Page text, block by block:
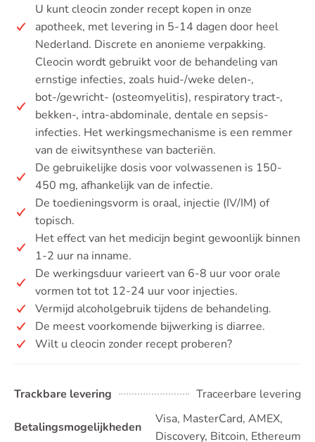
U kunt cleocin zonder recept kopen in onze
apotheek, met levering in 5-14 dagen door heel
Nederland. Discrete en anonieme verpakking.
Cleocin wordt gebruikt voor de behandeling van
ernstige infecties, zoals huid-/weke delen-,
bot-/gewricht- (osteomyelitis), respiratory tract-,
bekken-, intra-abdominale, dentale en sepsis-
infecties. Het werkingsmechanisme is een remmer
van de eiwitsynthese van bacteriën.
De gebruikelijke dosis voor volwassenen is 150-
450 mg, afhankelijk van de infectie.
De toedieningsvorm is oraal, injectie (IV/IM) of
topisch.
Het effect van het medicijn begint gewoonlijk binnen
1-2 uur na inname.
De werkingsduur varieert van 6-8 uur voor orale
vormen tot tot 12-24 uur voor injecties.
Vermijd alcoholgebruik tijdens de behandeling.
De meest voorkomende bijwerking is diarree.
Wilt u cleocin zonder recept proberen?
Trackbare levering Traceerbare levering
Betalingsmogelijkheden
Visa, MasterCard, AMEX,
Discovery, Bitcoin, Ethereum